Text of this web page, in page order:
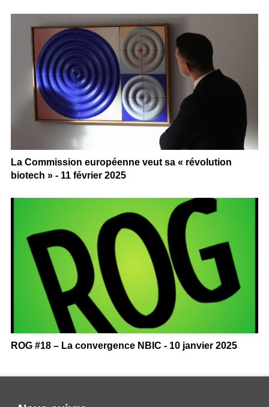
La Commission européenne veut sa « révolution
biotech » - 11 février 2025
ROG #18 – La convergence NBIC - 10 janvier 2025